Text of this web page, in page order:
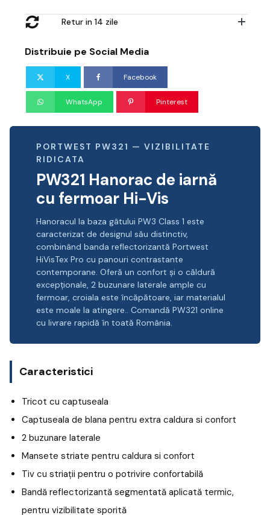
Retur in 14 zile
Distribuie pe Social Media
X Facebook
WhatsApp Pinterest
PORTWEST PW321 — VIZIBILITATE
RIDICATA
PW321 Hanorac de iarnă
cu fermoar Hi-Vis
Hanoracul la baza gâtului PW3 Class 1 este
caracterizat de designul său distinctiv,
combinând banda reflectorizantă Portwest
HiVisTex Pro cu panouri contrastante
contemporane. Oferă un confort și o căldură
excepționale, 2 buzunare laterale ample cu
fermoar, croiala este încăpătoare, iar materialul
este moale la atingere.. Comandă PW321 online
cu livrare rapidă în toată România.
Caracteristici
Tricot cu captuseala
Captuseala de blana pentru extra caldura si confort
2 buzunare laterale
Mansete striate pentru caldura si confort
Tiv cu striații pentru o potrivire confortabilă
Bandă reflectorizantă segmentată aplicată termic,
pentru vizibilitate sporită